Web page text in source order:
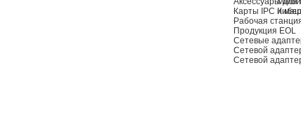
Карты IPC и
Рабочая
Продукция EOL
Сетевые
Сетевой
Сетевой